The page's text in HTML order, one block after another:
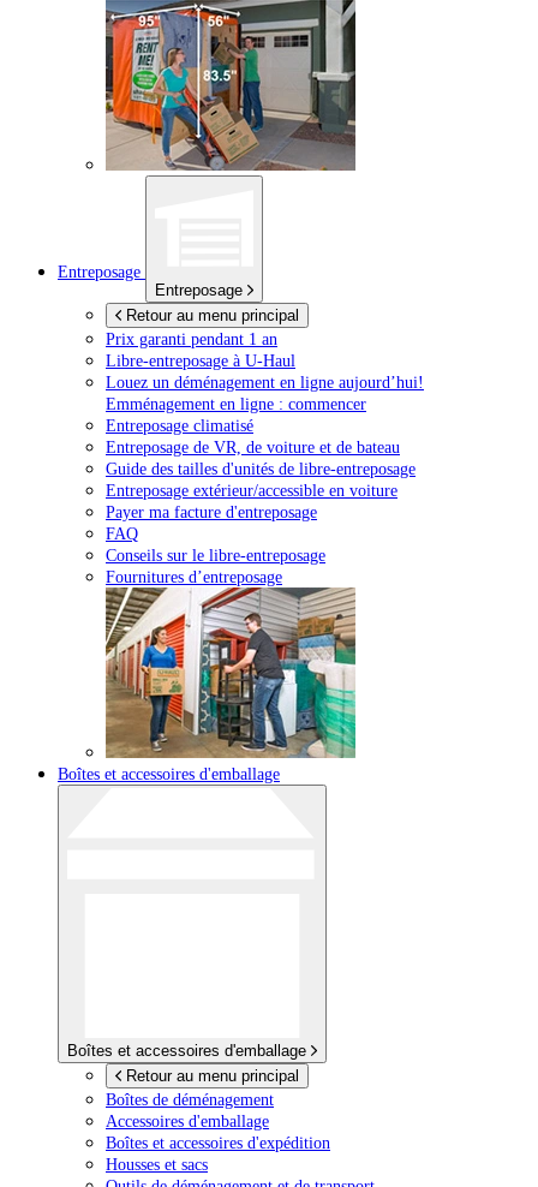
Entreposage
Entreposage
Retour au menu principal
Prix garanti pendant 1 an
Libre-entreposage à U-Haul
Louez un déménagement en ligne aujourd’hui!
Emménagement en ligne : commencer
Entreposage climatisé
Entreposage de VR, de voiture et de bateau
Guide des tailles d'unités de libre-entreposage
Entreposage extérieur/accessible en voiture
Payer ma facture d'entreposage
FAQ
Conseils sur le libre-entreposage
Fournitures d’entreposage
Boîtes et accessoires d'emballage
Boîtes et accessoires d'emballage
Retour au menu principal
Boîtes de déménagement
Accessoires d'emballage
Boîtes et accessoires d'expédition
Housses et sacs